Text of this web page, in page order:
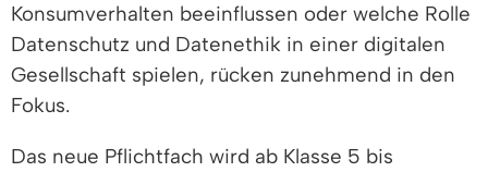
Konsumverhalten beeinflussen oder welche Rolle
Datenschutz und Datenethik in einer digitalen
Gesellschaft spielen, rücken zunehmend in den
Fokus.
Das neue Pflichtfach wird ab Klasse 5 bis